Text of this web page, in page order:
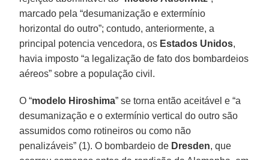
marcado pela “desumanização e extermínio
horizontal do outro”; contudo, anteriormente, a
principal potencia vencedora, os Estados Unidos,
havia imposto “a legalização de fato dos bombardeios
aéreos” sobre a população civil.
O “modelo Hiroshima” se torna então aceitável e “a
desumanização e o extermínio vertical do outro são
assumidos como rotineiros ou como não
penalizáveis” (1). O bombardeio de Dresden, que